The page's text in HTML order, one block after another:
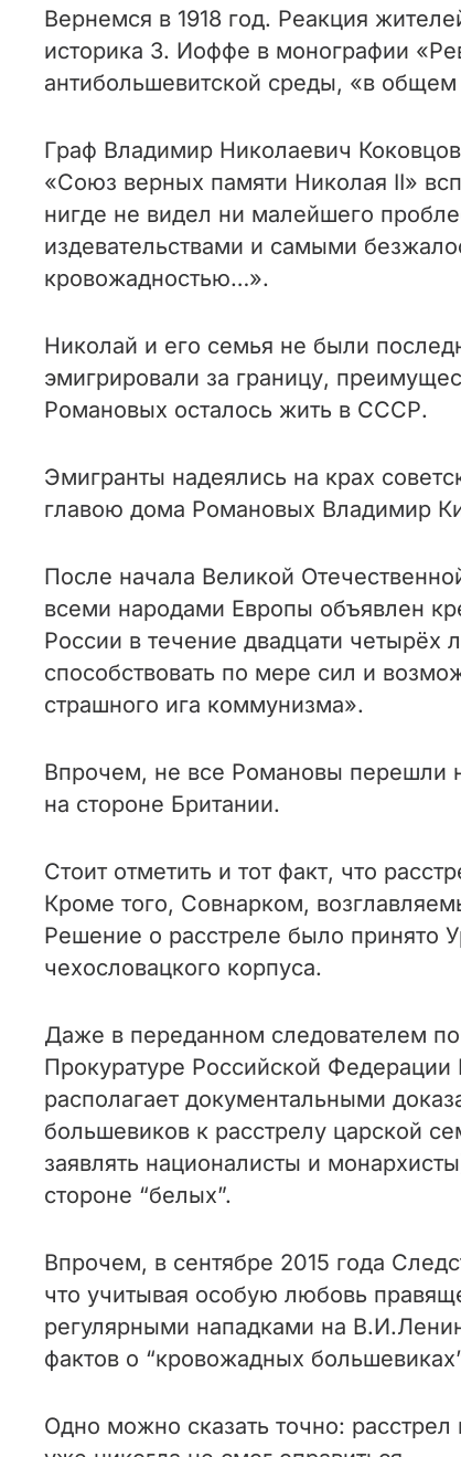
Вернемся в 1918 год. Реакция
историка З. Иоффе в монографии
антибольшевитской среды, «в
Граф Владимир Николаевич
«Союз верных памяти Николая II»
нигде не видел ни малейшего
издевательствами и самыми
кровожадностью…».
Николай и его семья не были
эмигрировали за границу,
Романовых осталось жить в СССР.
Эмигранты надеялись на крах
главою дома Романовых Владимир
После начала Великой
всеми народами Европы объявлен
России в течение двадцати
способствовать по мере сил и
страшного ига коммунизма».
Впрочем, не все Романовы перешли
на стороне Британии.
Стоит отметить и тот факт, что
Кроме того, Совнарком,
Решение о расстреле было принято
чехословацкого корпуса.
Даже в переданном следователем
Прокуратуре Российской
располагает документальными
большевиков к расстрелу царской
заявлять националисты и
стороне “белых”.
Впрочем, в сентябре 2015 года
что учитывая особую любовь
регулярными нападками на
фактов о “кровожадных
Одно можно сказать точно: